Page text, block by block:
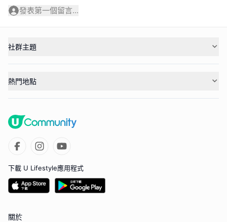
發表第一個留言...
社群主題
熱門地點
下載 U Lifestyle應用程式
關於